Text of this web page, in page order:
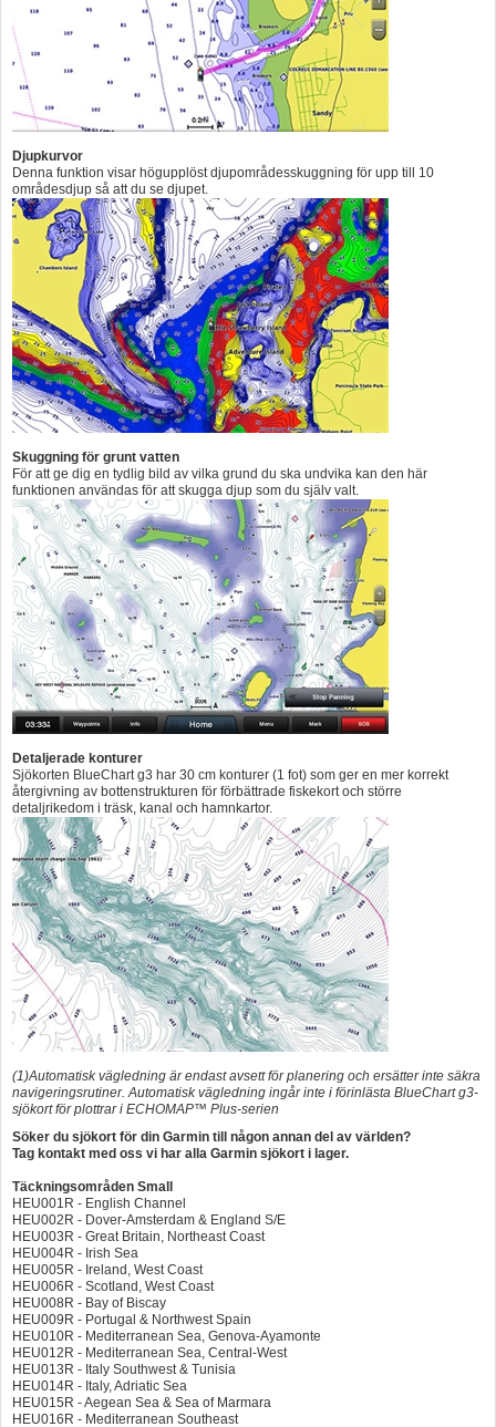
Djupkurvor
Denna funktion visar högupplöst djupområdesskuggning för upp till 10
områdesdjup så att du se djupet.
Skuggning för grunt vatten
För att ge dig en tydlig bild av vilka grund du ska undvika kan den här
funktionen användas för att skugga djup som du själv valt.
Detaljerade konturer
Sjökorten BlueChart g3 har 30 cm konturer (1 fot) som ger en mer korrekt
återgivning av bottenstrukturen för förbättrade fiskekort och större
detaljrikedom i träsk, kanal och hamnkartor.
(1)Automatisk vägledning är endast avsett för planering och ersätter inte säkra
navigeringsrutiner. Automatisk vägledning ingår inte i förinlästa BlueChart g3-
sjökort för plottrar i ECHOMAP™ Plus-serien
Söker du sjökort för din Garmin till någon annan del av världen?
Tag kontakt med oss vi har alla Garmin sjökort i lager.
Täckningsområden Small
HEU001R - English Channel
HEU002R - Dover-Amsterdam & England S/E
HEU003R - Great Britain, Northeast Coast
HEU004R - Irish Sea
HEU005R - Ireland, West Coast
HEU006R - Scotland, West Coast
HEU008R - Bay of Biscay
HEU009R - Portugal & Northwest Spain
HEU010R - Mediterranean Sea, Genova-Ayamonte
HEU012R - Mediterranean Sea, Central-West
HEU013R - Italy Southwest & Tunisia
HEU014R - Italy, Adriatic Sea
HEU015R - Aegean Sea & Sea of Marmara
HEU016R - Mediterranean Southeast